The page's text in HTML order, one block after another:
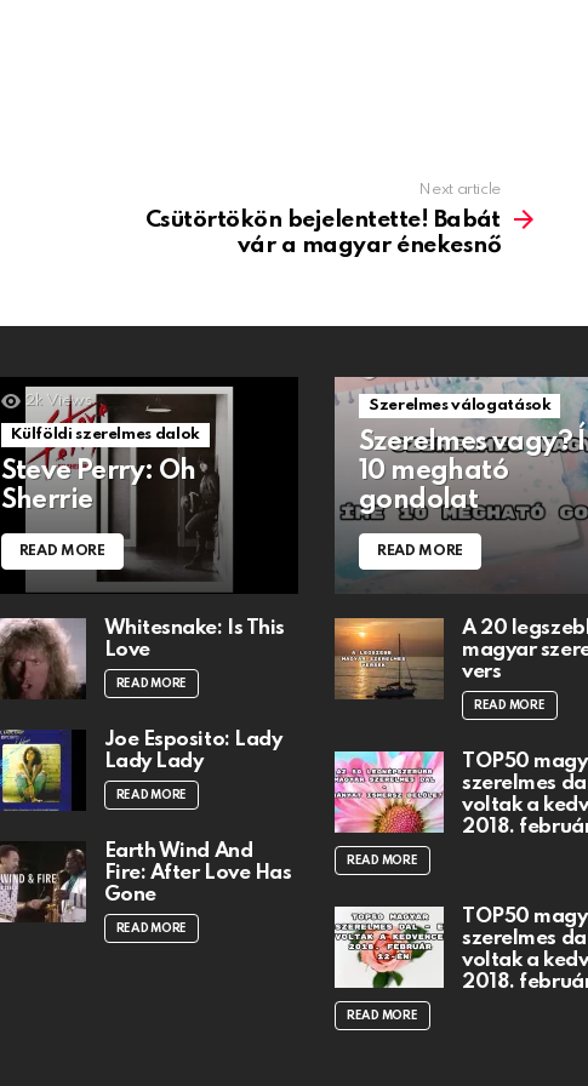
Next article
Csütörtökön bejelentette! Babát
vár a magyar énekesnő
2k Views
Külföldi szerelmes dalok
Steve Perry: Oh
Sherrie
READ MORE
Whitesnake: Is This
Love
READ MORE
Joe Esposito: Lady
Lady Lady
READ MORE
Earth Wind And
Fire: After Love Has
Gone
READ MORE
Szerelmes válogatások
Szerelmes vagy?
10 megható
gondolat
READ MORE
A 20
magyar
vers
READ MORE
TOP50
szerelmes
voltak a
2018.
READ MORE
TOP50
szerelmes
voltak a
2018.
READ MORE